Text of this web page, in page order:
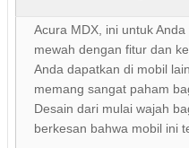
Acura MDX, ini untuk
mewah dengan fitur dan
Anda dapatkan di mobil
memang sangat paham
Desain dari mulai wajah
berkesan bahwa mobil ini